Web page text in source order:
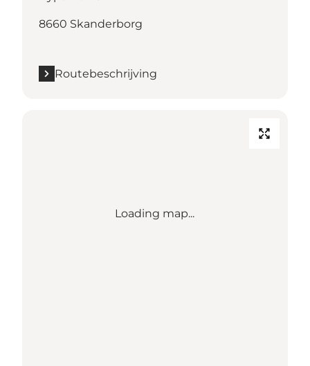
8660 Skanderborg
Routebeschrijving
Loading map...